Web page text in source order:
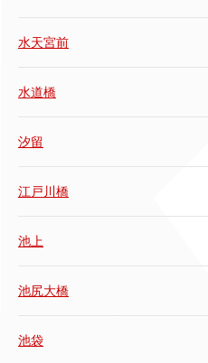
水天宮前
水道橋
汐留
江戸川橋
池上
池尻大橋
池袋